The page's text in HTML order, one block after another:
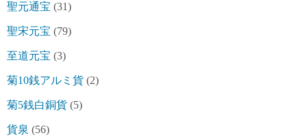
聖元通宝 (31)
聖宋元宝 (79)
至道元宝 (3)
菊10銭アルミ貨 (2)
菊5銭白銅貨 (5)
貨泉 (56)